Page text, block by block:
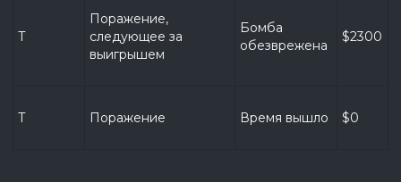
T
Поражение,
следующее за
выигрышем
Бомба
обезврежена
$2300
T Поражение Время вышло $0